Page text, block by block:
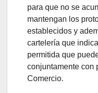
para que no se
mantengan los
establecidos y
cartelería que
permitida que
conjuntamente con
Comercio.